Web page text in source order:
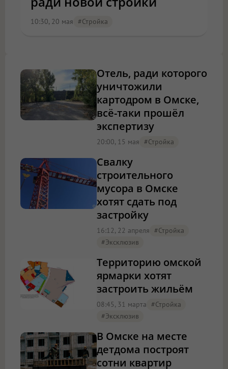
10:30, 20 мая #стройка
Отель, ради которого
уничтожили
картодром в Омске,
всё-таки прошёл
экспертизу
20:00, 15 мая #стройка
Свалку
строительного
мусора в Омске
хотят сдать под
застройку
16:12, 22 апреля #стройка
#эксклюзив
Территорию омской
ярмарки хотят
застроить жильём
08:45, 31 марта #стройка
#эксклюзив
В Омске на месте
детдома построят
сотни квартир